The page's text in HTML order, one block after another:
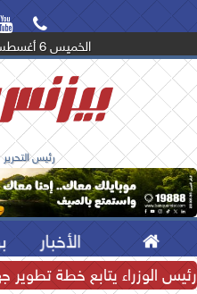

الخميس 6 أغسطس 2026
رئيس التحرير
 الأخبار
وزيادة...
رئيس الوزراء يتابع خطة تطوير